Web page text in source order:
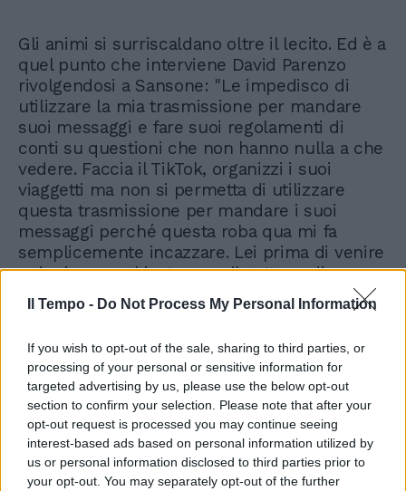
Il Tempo - Do Not Process My Personal Information
If you wish to opt-out of the sale, sharing to third parties, or
processing of your personal or sensitive information for
targeted advertising by us, please use the below opt-out
section to confirm your selection. Please note that after your
opt-out request is processed you may continue seeing
interest-based ads based on personal information utilized by
us or personal information disclosed to third parties prior to
your opt-out. You may separately opt-out of the further
Gli animi si surriscaldano oltre il lecito. Ed è a
quel punto che interviene David Parenzo
rivolgendosi a Sansone: "Le impedisco di
utilizzare la mia trasmissione per mandare
suoi messaggi e fare suoi regolamenti di
conti su questioni che non hanno nulla a che
vedere. Faccia il TikTok, organizzi i suoi
viaggetti ma non si permetta di utilizzare
questa trasmissione per mandare i suoi
messaggi perché questa roba qua mi fa
semplicemente incazzare. Lei prima di venire
qui mi aveva chiesto pure il gettone di
presenza e io ho detto che non pago nessuno
in questa trasmissione. Se lei viene qui a farsi
io la mando a quel Paese. Non abbiamo
bisogno del fenomeno di TikTok che ci viene
a spiegare. Altra cose è se viene qui e ci
manda messaggi su una vicenda su cui
peraltro non sappiamo nulla". La chiosa è di
Antony Sansone: "Me ne vado io, andate voi a
quel Paese".